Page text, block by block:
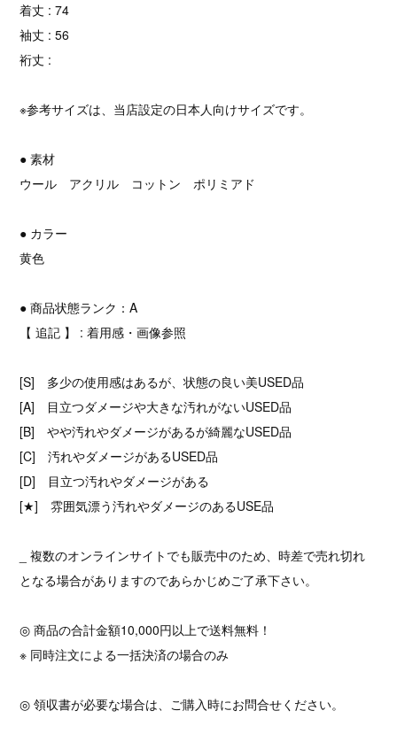
着丈 : 74
袖丈 : 56
裄丈 :
※参考サイズは、当店設定の日本人向けサイズです。
● 素材
ウール アクリル コットン ポリミアド
● カラー
黄色
● 商品状態ランク：A
【 追記 】 : 着用感・画像参照
[S] 多少の使用感はあるが、状態の良い美USED品
[A] 目立つダメージや大きな汚れがないUSED品
[B] やや汚れやダメージがあるが綺麗なUSED品
[C] 汚れやダメージがあるUSED品
[D] 目立つ汚れやダメージがある
[★] 雰囲気漂う汚れやダメージのあるUSE品
_ 複数のオンラインサイトでも販売中のため、時差で売れ切れ
となる場合がありますのであらかじめご了承下さい。
◎ 商品の合計金額10,000円以上で送料無料！
※ 同時注文による一括決済の場合のみ
◎ 領収書が必要な場合は、ご購入時にお問合せください。